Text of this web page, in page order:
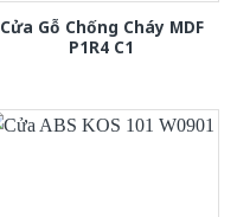
Cửa Gỗ Chống Cháy MDF
P1R4 C1